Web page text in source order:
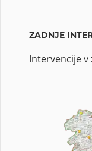
ZADNJE
Intervencije v